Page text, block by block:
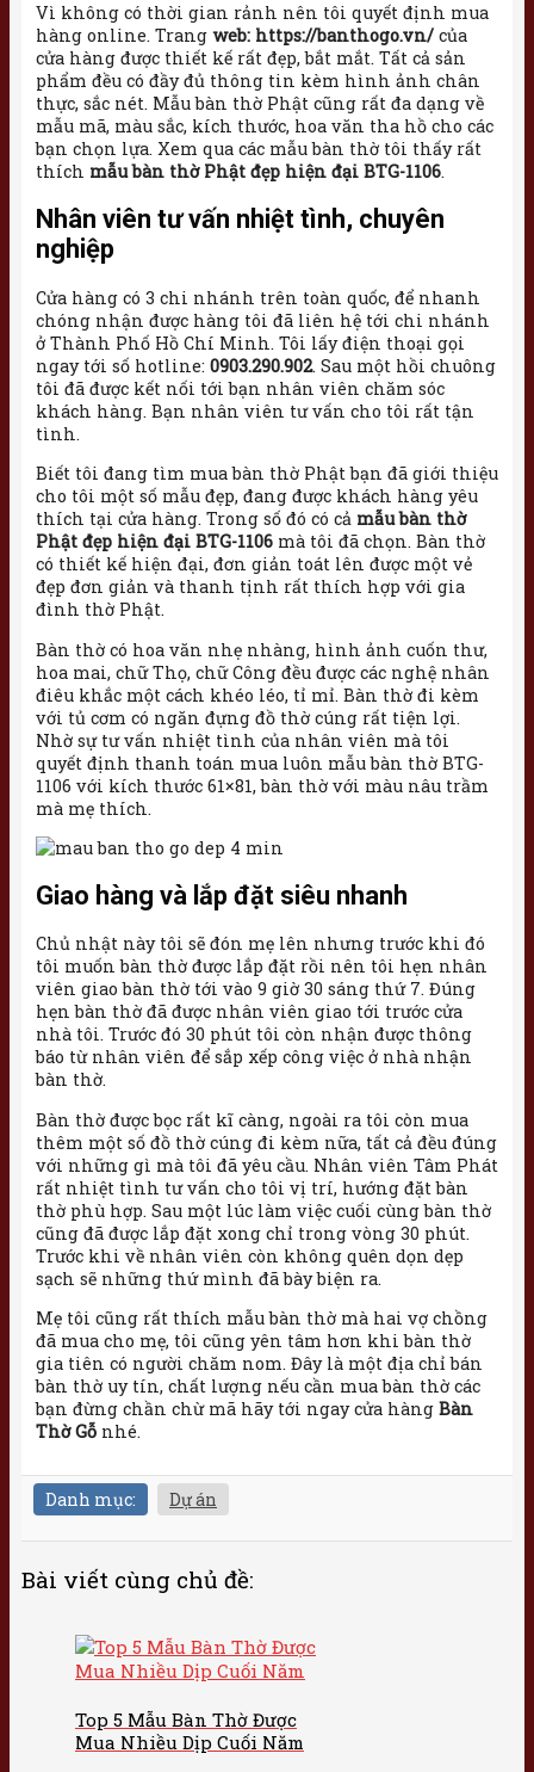
Vì không có thời gian rảnh nên tôi quyết định mua
hàng online. Trang web: https://banthogo.vn/ của
cửa hàng được thiết kế rất đẹp, bắt mắt. Tất cả sản
phẩm đều có đầy đủ thông tin kèm hình ảnh chân
thực, sắc nét. Mẫu bàn thờ Phật cũng rất đa dạng về
mẫu mã, màu sắc, kích thước, hoa văn tha hồ cho các
bạn chọn lựa. Xem qua các mẫu bàn thờ tôi thấy rất
thích mẫu bàn thờ Phật đẹp hiện đại BTG-1106.
Nhân viên tư vấn nhiệt tình, chuyên
nghiệp
Cửa hàng có 3 chi nhánh trên toàn quốc, để nhanh
chóng nhận được hàng tôi đã liên hệ tới chi nhánh
ở Thành Phố Hồ Chí Minh. Tôi lấy điện thoại gọi
ngay tới số hotline: 0903.290.902. Sau một hồi chuông
tôi đã được kết nối tới bạn nhân viên chăm sóc
khách hàng. Bạn nhân viên tư vấn cho tôi rất tận
tình.
Biết tôi đang tìm mua bàn thờ Phật bạn đã giới thiệu
cho tôi một số mẫu đẹp, đang được khách hàng yêu
thích tại cửa hàng. Trong số đó có cả mẫu bàn thờ
Phật đẹp hiện đại BTG-1106 mà tôi đã chọn. Bàn thờ
có thiết kế hiện đại, đơn giản toát lên được một vẻ
đẹp đơn giản và thanh tịnh rất thích hợp với gia
đình thờ Phật.
Bàn thờ có hoa văn nhẹ nhàng, hình ảnh cuốn thư,
hoa mai, chữ Thọ, chữ Công đều được các nghệ nhân
điêu khắc một cách khéo léo, tỉ mỉ. Bàn thờ đi kèm
với tủ cơm có ngăn đựng đồ thờ cúng rất tiện lợi.
Nhờ sự tư vấn nhiệt tình của nhân viên mà tôi
quyết định thanh toán mua luôn mẫu bàn thờ BTG-
1106 với kích thước 61×81, bàn thờ với màu nâu trầm
mà mẹ thích.
Giao hàng và lắp đặt siêu nhanh
Chủ nhật này tôi sẽ đón mẹ lên nhưng trước khi đó
tôi muốn bàn thờ được lắp đặt rồi nên tôi hẹn nhân
viên giao bàn thờ tới vào 9 giờ 30 sáng thứ 7. Đúng
hẹn bàn thờ đã được nhân viên giao tới trước cửa
nhà tôi. Trước đó 30 phút tôi còn nhận được thông
báo từ nhân viên để sắp xếp công việc ở nhà nhận
bàn thờ.
Bàn thờ được bọc rất kĩ càng, ngoài ra tôi còn mua
thêm một số đồ thờ cúng đi kèm nữa, tất cả đều đúng
với những gì mà tôi đã yêu cầu. Nhân viên Tâm Phát
rất nhiệt tình tư vấn cho tôi vị trí, hướng đặt bàn
thờ phù hợp. Sau một lúc làm việc cuối cùng bàn thờ
cũng đã được lắp đặt xong chỉ trong vòng 30 phút.
Trước khi về nhân viên còn không quên dọn dẹp
sạch sẽ những thứ mình đã bày biện ra.
Mẹ tôi cũng rất thích mẫu bàn thờ mà hai vợ chồng
đã mua cho mẹ, tôi cũng yên tâm hơn khi bàn thờ
gia tiên có người chăm nom. Đây là một địa chỉ bán
bàn thờ uy tín, chất lượng nếu cần mua bàn thờ các
bạn đừng chần chừ mã hãy tới ngay cửa hàng Bàn
Thờ Gỗ nhé.
Danh mục: Dự án
Bài viết cùng chủ đề:
Top 5 Mẫu Bàn Thờ Được
Mua Nhiều Dịp Cuối Năm